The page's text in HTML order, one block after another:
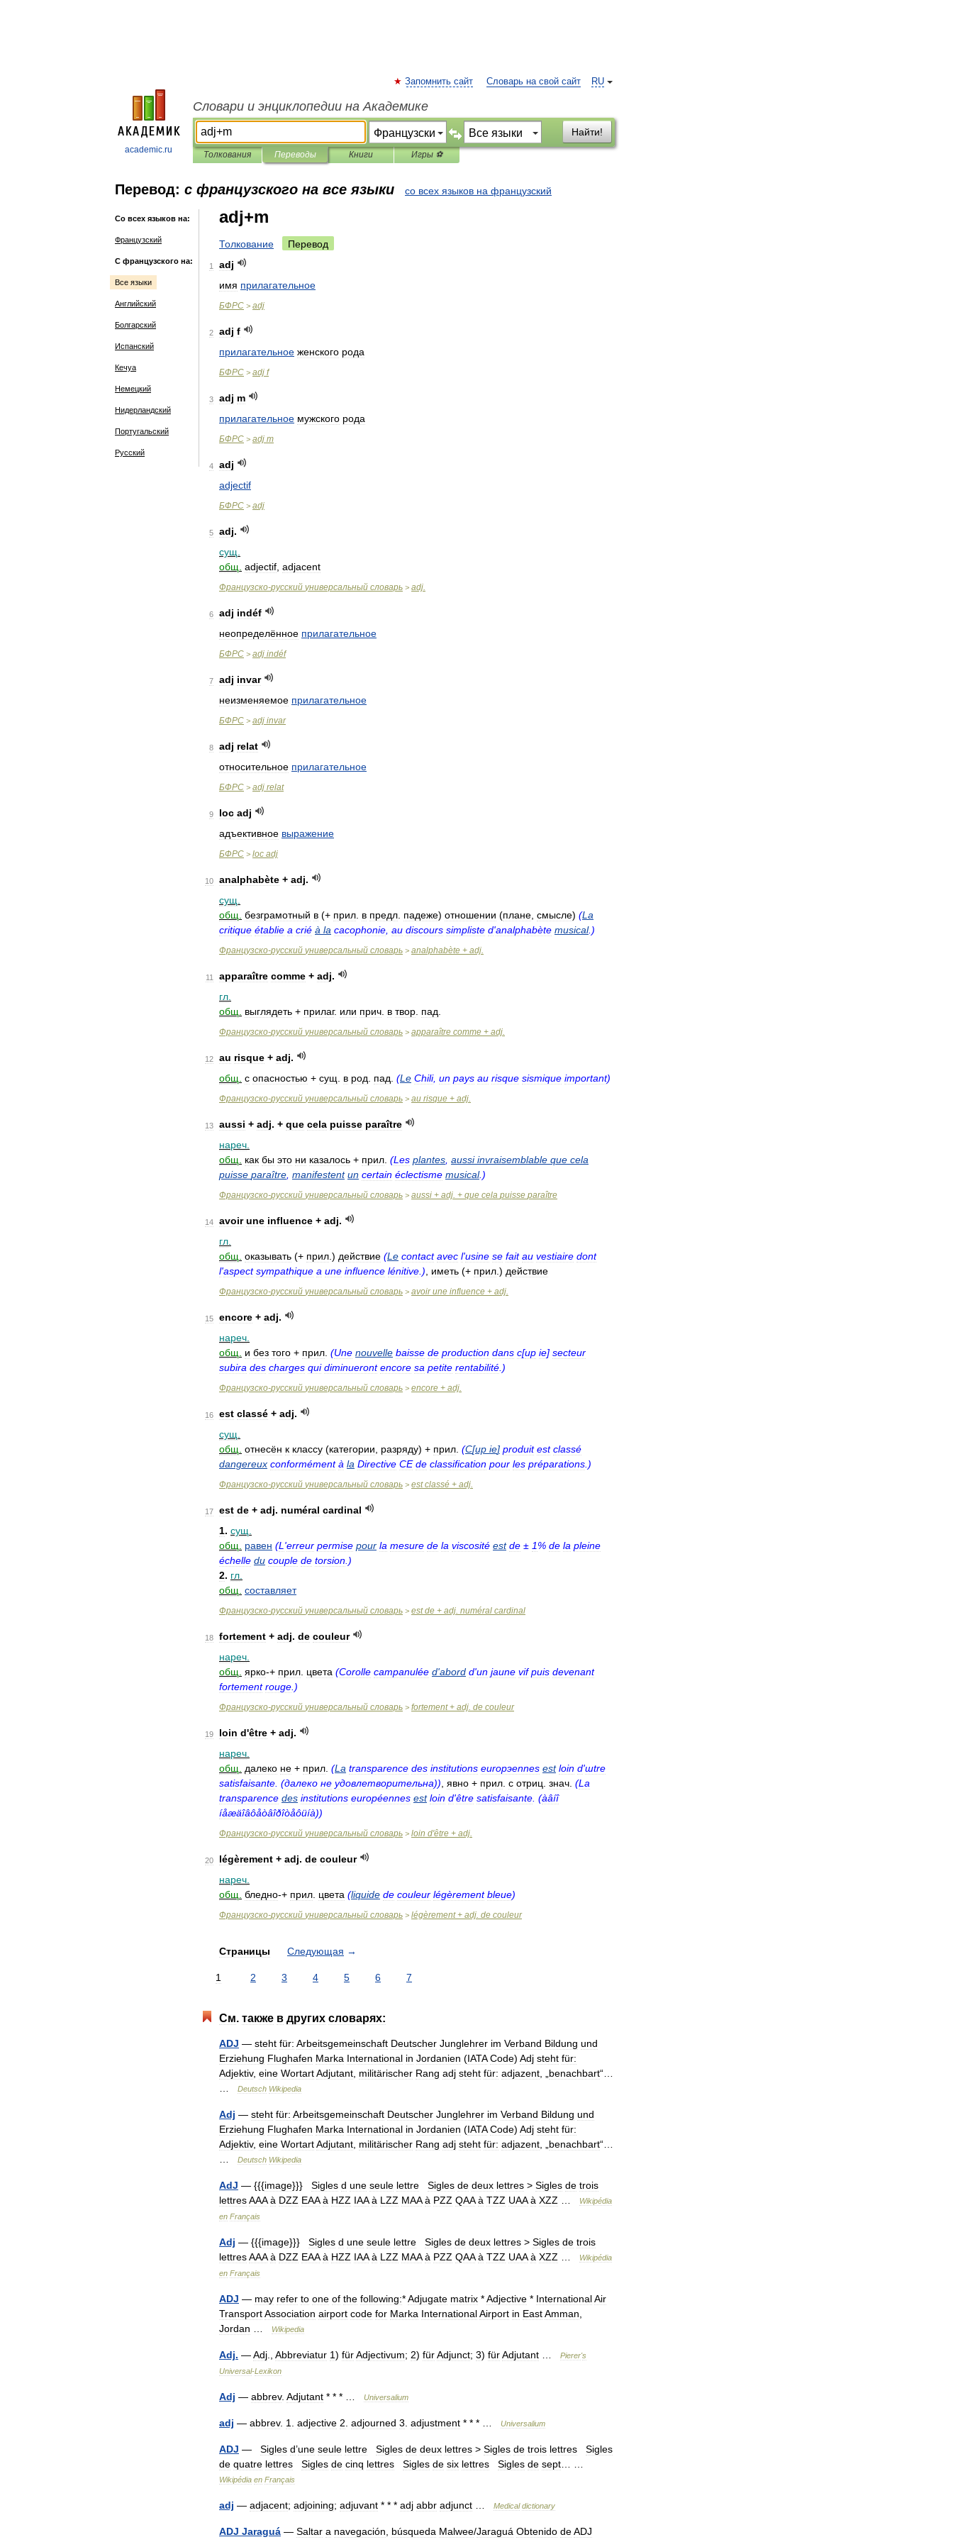
academic.ru
RU
Запомнить сайт Словарь на свой сайт
Словари и энциклопедии на Академике
Найти!
Толкования Переводы Книги Игры ⚽
Перевод: с французского на все языки со всех языков на французский
Со всех языков на:
Французский
С французского на:
Все языки
Английский
Болгарский
Испанский
Кечуа
Немецкий
Нидерландский
Португальский
Русский
adj+m
Толкование Перевод
1
adj
имя прилагательное
БФРС > adj
2 adj f
прилагательное женского рода
БФРС > adj f
3 adj m
прилагательное мужского рода
БФРС > adj m
4
adj
adjectif
БФРС > adj
5 adj.
сущ
общ adjectif adjacent
Французско-русский универсальный словарь > adj.
6 adj indéf
неопределённое прилагательное
БФРС > adj indéf
7 adj invar
неизменяемое прилагательное
БФРС > adj invar
8 adj relat
относительное прилагательное
БФРС > adj relat
9 loc adj
адъективное выражение
БФРС > loc adj
10 analphabète + adj.
сущ
общ безграмотный в (+ прил в предл падеже) отношении (плане смысле) (La
critique établie a crié à la cacophonie au discours simpliste d'analphabète musical.)
Французско-русский универсальный словарь > analphabète + adj.
11 apparaître comme + adj.
гл
общ
выглядеть + прилаг. или прич в твор пад
Французско-русский универсальный словарь > apparaître comme + adj.
12 au risque + adj.
общ с опасностью + сущ в род пад (Le Chili, un pays au risque sismique important)
Французско-русский универсальный словарь > au risque + adj.
13 aussi + adj. + que cela puisse paraître
нареч
общ
как бы это ни казалось + прил (Les plantes aussi invraisemblable que cela
puisse paraître manifestent un certain éclectisme musical.)
Французско-русский универсальный словарь > aussi + adj. + que cela puisse paraître
14 avoir une influence + adj.
гл
общ оказывать (+ прил .) действие (Le contact avec l'usine se fait au vestiaire dont
l'aspect sympathique a une influence lénitive .) иметь (+ прил .) действие
Французско-русский универсальный словарь > avoir une influence + adj.
15 encore + adj.
нареч
общ
и без того + прил (Une nouvelle baisse de production dans c[up ie] secteur
subira des charges qui diminueront encore sa petite rentabilité .)
Французско-русский универсальный словарь > encore + adj.
16 est classé + adj.
сущ
общ отнесён к классу (категории разряду) + прил (C[up ie] produit est classé
dangereux conformément à la Directive CE de classification pour les préparations .)
Французско-русский универсальный словарь > est classé + adj.
17 est de + adj. numéral cardinal
1. сущ
общ
равен (L 'erreur permise pour la mesure de la viscosité est de ± 1% de la pleine
échelle du couple de torsion .)
2. гл
общ составляет
Французско-русский универсальный словарь > est de + adj. numéral cardinal
18 fortement + adj. de couleur
нареч
общ ярко-+ прил цвета (Corolle campanulée d'abord d'un jaune vif puis devenant
fortement rouge .)
Французско-русский универсальный словарь > fortement+ adj. de couleur
19 loin d'être + adj.
нареч
общ
далеко не + прил (La transparence des institutions europэennes est loin d'шtre
satisfaisante . (далеко не удовлетворительна)) явно + прил с отриц знач (La
transparence des institutions européennes est loin d'être satisfaisante . (àâíî
íåæäîâôåòâîðîòåôüíà))
Французско-русский универсальный словарь > loin d'être + adj.
20 légèrement + adj. de couleur
нареч
общ бледно-+ прил цвета (liquide de couleur légèrement bleue)
Французско-русский универсальный словарь > légèrement+ adj. de couleur
Страницы Следующая →
1 2 3 4 5 6 7
См. также в других словарях:
ADJ — steht für: Arbeitsgemeinschaft Deutscher Junglehrer im Verband Bildung und
Erziehung Flughafen Marka International in Jordanien (IATA Code) Adj steht für:
Adjektiv, eine WortartAdjutant militärischer Rang adj steht für: adjazent benachbart“…
Deutsch Wikipedia
Adj — steht für: Arbeitsgemeinschaft Deutscher Junglehrer im Verband Bildung und
Erziehung Flughafen Marka International in Jordanien (IATA Code) Adj steht für:
Adjektiv, eine WortartAdjutant militärischer Rang adj steht für: adjazent benachbart“…
Deutsch Wikipedia
AdJ — {{{image}}} Sigles d une seule lettre Sigles de deux lettres > Sigles de trois
lettresAAA à DZZ EAA à HZZ IAA à LZZ MAA à PZZ QAA à TZZ UAA à XZZ
Wikipédia
en Français
Adj — {{{image}}} Sigles d une seule lettre Sigles de deux lettres > Sigles de trois
lettresAAA à DZZ EAA à HZZ IAA à LZZ MAA à PZZ QAA à TZZ UAA à XZZ
Wikipédia
en Français
ADJ — may refer to one of the following:*Adjugate matrix *Adjective * InternationalAir
TransportAssociation airport code for Marka InternationalAirport in EastAmman
Jordan
Wikipedia
Adj. —Adj Abbreviatur 1) fürAdjectivum; 2) fürAdjunct; 3) fürAdjutant Pierer's
Universal-Lexikon
Adj — abbrev. Adjutant * * * … Universalium
adj — abbrev. 1 adjective 2 adjourned 3 adjustment * * * … Universalium
ADJ — Sigles d’une seule lettre Sigles de deux lettres > Sigles de trois lettres
Sigles
de quatre lettres Sigles de cinq lettres Sigles de six lettres Sigles de sept
Wikipédia en Français
adj — adjacent; adjoining; adjuvant * * * adj abbr adjunct Medical dictionary
ADJ Jaraguá — Saltar a navegación búsqueda Malwee/Jaraguá Obtenido deADJ